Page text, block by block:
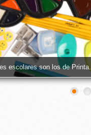
escolares son los de Printa.